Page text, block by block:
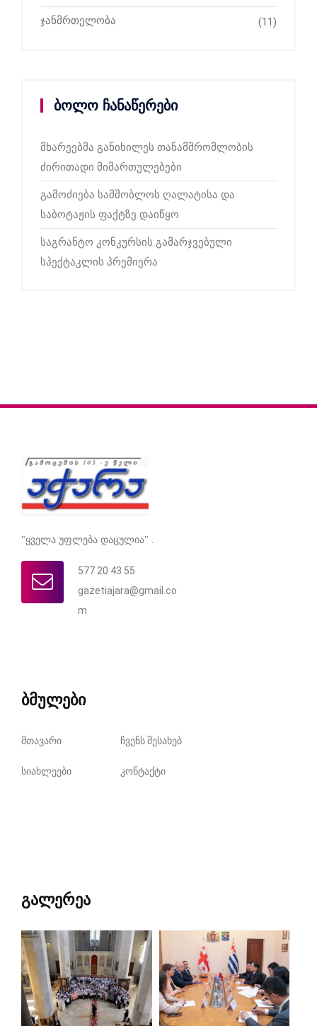
ჯანმრთელობა (11)
ბოლო ჩანაწერები
მხარეებმა განიხილეს თანამშრომლობის
ძირითადი მიმართულებები
გამოძიება სამშობლოს ღალატისა და
საბოტაჟის ფაქტზე დაიწყო
საგრანტო კონკურსის გამარჯვებული
სპექტაკლის პრემიერა
"ყველა უფლება დაცულია" .
577 20 43 55
gazetiajara@gmail.co
m
ბმულები
მთავარი ჩვენს შესახებ
სიახლეები კონტაქტი
გალერეა